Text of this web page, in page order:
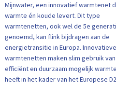
Mijnwater, een innovatief warmtenet
warmte én koude levert. Dit type
warmtenetten, ook wel de 5e
genoemd, kan flink bijdragen aan de
energietransitie in Europa. Innovatieve
warmtenetten maken slim gebruik
efficiënt en duurzaam mogelijk
heeft in het kader van het Europese